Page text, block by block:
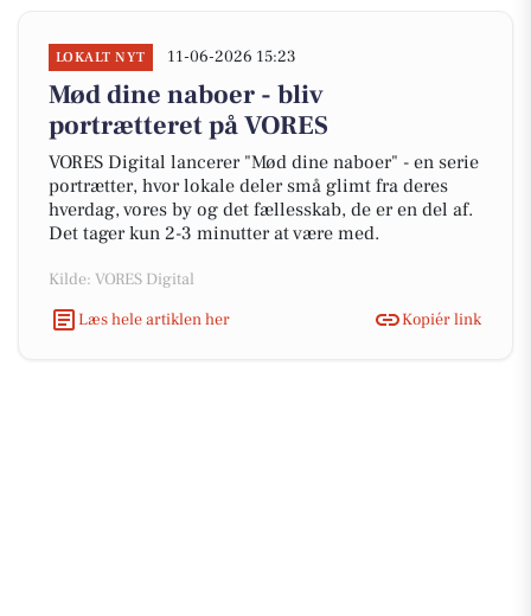
LOKALT NYT 11-06-2026 15:23
Mød dine naboer - bliv
portrætteret på VORES
VORES Digital lancerer "Mød dine naboer" - en serie
portrætter, hvor lokale deler små glimt fra deres
hverdag, vores by og det fællesskab, de er en del af.
Det tager kun 2-3 minutter at være med.
Kilde: VORES Digital
Læs hele artiklen her
Kopiér link